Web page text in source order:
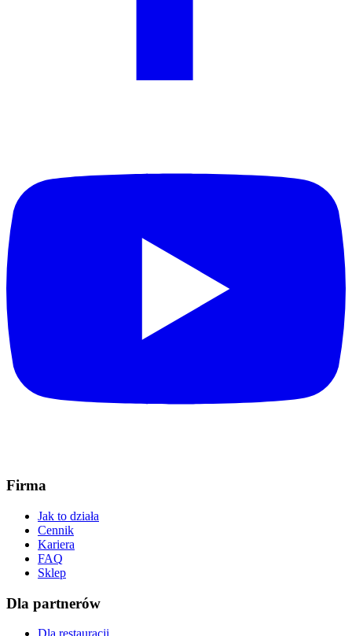
Firma
Jak to działa
Cennik
Kariera
FAQ
Sklep
Dla partnerów